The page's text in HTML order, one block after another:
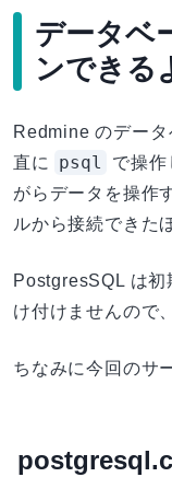
データベ
ンできる
Redmine のデータ
直に
psql
で操作
がらデータを操作
ルから接続できた
PostgresSQL は初
け付けませんので
ちなみに今回のサ